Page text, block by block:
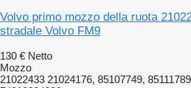
Volvo primo mozzo della ruota
stradale Volvo FM9
130 € Netto
Mozzo
21022433 21024176, 85107749,